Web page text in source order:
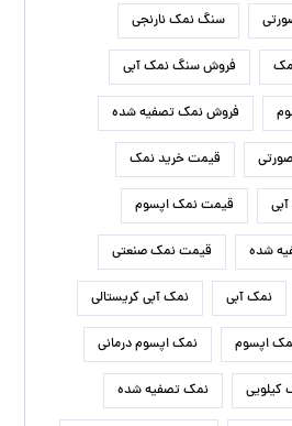
سنگ نمک نارنجی
فروش سنگ نمک آبی
فروش نمک تصفیه شده
قیمت خرید نمک
قیمت نمک اپسوم
شده قیمت نمک صنعتی
نمک آبی نمک آبی کریستالی
اپسوم نمک اپسوم درمانی
نمک تصفیه شده